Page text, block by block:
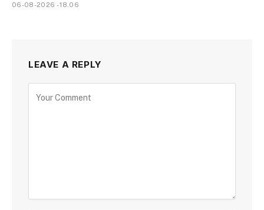
06-08-2026 - 18.06
LEAVE A REPLY